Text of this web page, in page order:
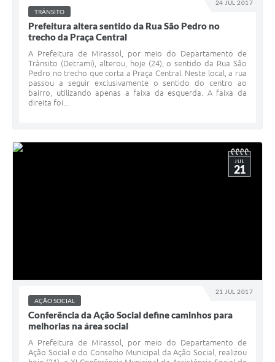
24 JUL 2017
TRÂNSITO
Prefeitura altera sentido da Rua São Pedro no
trecho da Praça Central
A Prefeitura de Mirassol, por meio do Departamento de
Trânsito (Detrami), alterou, hoje (24), o sentido da Rua São
Pedro no trecho que corta a Praça Central. Neste local, a rua
passou a seguir exclusivamente o sentido do centro ao
bairro, utilizando apenas a faixa da esquerda. A faixa da
direita foi...
21 JUL 2017
JUL
21
AÇÃO SOCIAL
Conferência da Ação Social define caminhos para
melhorias na área social
A Prefeitura de Mirassol, por meio do Departamento de
Ação Social e do Conselho Municipal da Ação Social, realizou